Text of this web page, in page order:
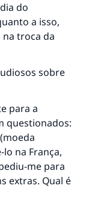
do
a isso,
troca da
sobre
para a
questionados:
na França,
me para
extras. Qual é